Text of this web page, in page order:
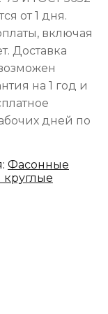
от 1 дня.
включая
Доставка
на 1 год и
дней по
Фасонные